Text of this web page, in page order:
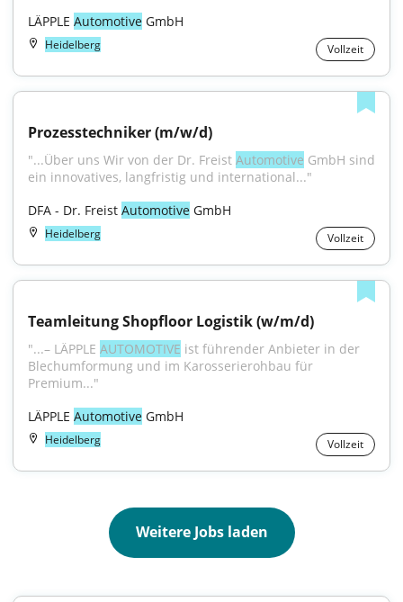
LÄPPLE Automotive GmbH
Heidelberg Vollzeit
Prozesstechniker (m/w/d)
"...Über uns Wir von der Dr. Freist Automotive GmbH sind
ein innovatives, langfristig und international..."
DFA - Dr. Freist Automotive GmbH
Heidelberg Vollzeit
Teamleitung Shopfloor Logistik (w/m/d)
"...– LÄPPLE AUTOMOTIVE ist führender Anbieter in der
Blechumformung und im Karosserierohbau für
Premium..."
LÄPPLE Automotive GmbH
Heidelberg Vollzeit
Weitere Jobs laden